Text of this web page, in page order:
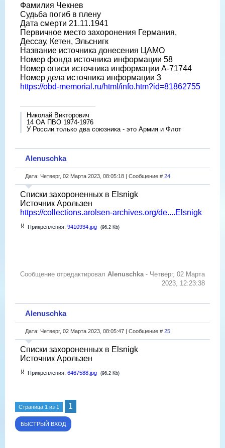
Фамилия Чекнев
Судьба погиб в плену
Дата смерти 21.11.1941
Первичное место захоронения Германия,
Дессау, Кетен, Эльснигк
Название источника донесения ЦАМО
Номер фонда источника информации 58
Номер описи источника информации A-71744
Номер дела источника информации 3
https://obd-memorial.ru/html/info.htm?id=81862755
Николай Викторович
14 ОА ПВО 1974-1976
У России только два союзника - это Армия и Флот
Alenuschka
Дата: Четверг, 02 Марта 2023, 08:05:18 | Сообщение # 24
Списки захороненных в Elsnigk
Источник Арользен
https://collections.arolsen-archives.org/de....Elsnigk
Прикрепления: 9410934.jpg (96.2 Kb)
Сообщение отредактировал Alenuschka - Четверг, 02 Марта
2023, 12:23:38
Alenuschka
Дата: Четверг, 02 Марта 2023, 08:05:47 | Сообщение # 25
Списки захороненных в Elsnigk
Источник Арользен
Прикрепления: 6467588.jpg (96.2 Kb)
Страница 1 из 1 1